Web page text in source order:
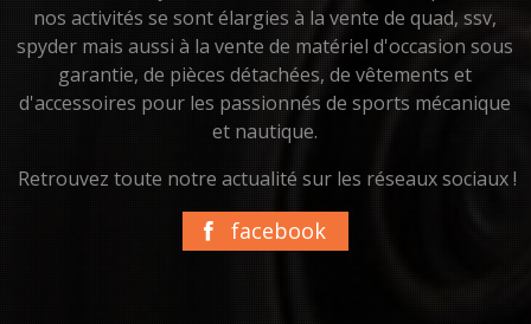
nos activités se sont élargies à la vente de quad, ssv,
spyder mais aussi à la vente de matériel d'occasion sous
garantie, de pièces détachées, de vêtements et
d'accessoires pour les passionnés de sports mécanique
et nautique.
Retrouvez toute notre actualité sur les réseaux sociaux !
facebook